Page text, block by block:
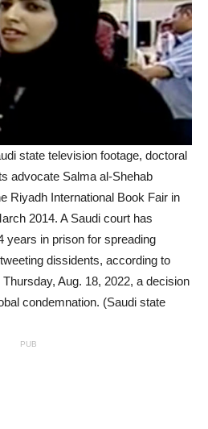
state television footage, doctoral
advocate Salma al-Shehab
Riyadh International Book Fair in
2014. A Saudi court has
years in prison for spreading
dissidents, according to
Aug. 18, 2022, a decision
condemnation. (Saudi state
PUB